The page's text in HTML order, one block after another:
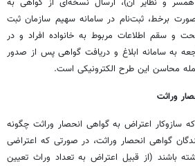
برخط، ثبت‌نام در سامانه سهیم سازمان ثبت
و سقم اطلاعات مربوط به خانواده افراد و در
به سامانه ابلاغ و دریافت گواهی پس از صدور
محاسن این طرح الکترونیکی است.
وراثت
سازوکار اعتراض به گواهی انحصار وراثت چگونه
گواهی انحصار وراثت، در صورتی که اعتراضی
باشند (از قبیل اعتراض به تعداد وراث تعیین